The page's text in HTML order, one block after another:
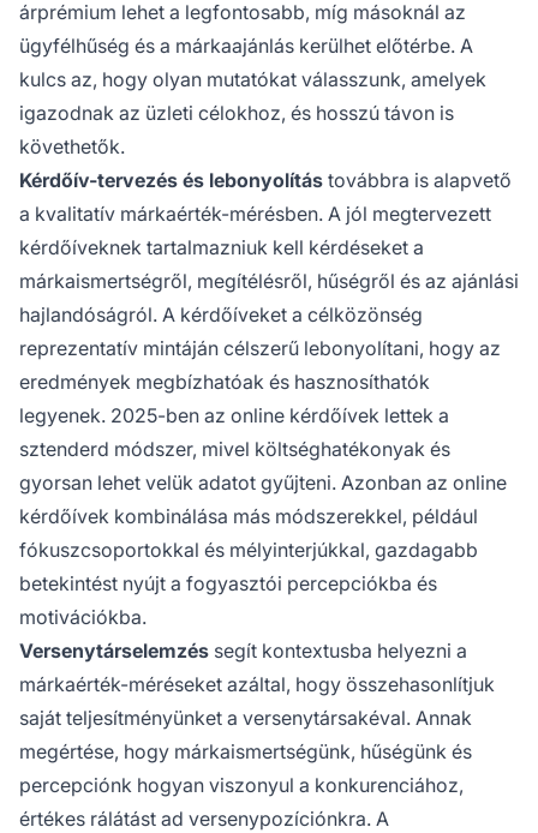
árprémium lehet a legfontosabb, míg másoknál az
ügyfélhűség és a márkaajánlás kerülhet előtérbe. A
kulcs az, hogy olyan mutatókat válasszunk, amelyek
igazodnak az üzleti célokhoz, és hosszú távon is
követhetők.
Kérdőív-tervezés és lebonyolítás továbbra is alapvető
a kvalitatív márkaérték-mérésben. A jól megtervezett
kérdőíveknek tartalmazniuk kell kérdéseket a
márkaismertségről, megítélésről, hűségről és az ajánlási
hajlandóságról. A kérdőíveket a célközönség
reprezentatív mintáján célszerű lebonyolítani, hogy az
eredmények megbízhatóak és hasznosíthatók
legyenek. 2025-ben az online kérdőívek lettek a
sztenderd módszer, mivel költséghatékonyak és
gyorsan lehet velük adatot gyűjteni. Azonban az online
kérdőívek kombinálása más módszerekkel, például
fókuszcsoportokkal és mélyinterjúkkal, gazdagabb
betekintést nyújt a fogyasztói percepciókba és
motivációkba.
Versenytárselemzés segít kontextusba helyezni a
márkaérték-méréseket azáltal, hogy összehasonlítjuk
saját teljesítményünket a versenytársakéval. Annak
megértése, hogy márkaismertségünk, hűségünk és
percepciónk hogyan viszonyul a konkurenciához,
értékes rálátást ad versenypozíciónkra. A